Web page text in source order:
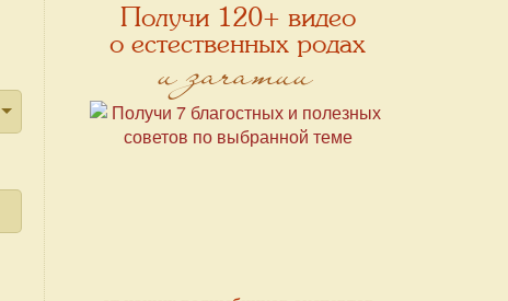
Получи 120+ видео
о естественных родах
и зачатии